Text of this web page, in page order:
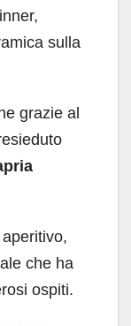
sulla
grazie al
che ha
ospiti.